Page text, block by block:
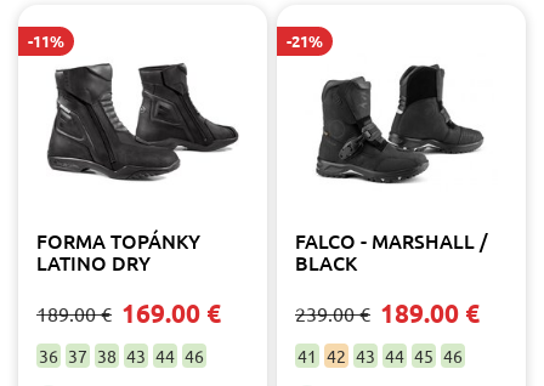
od
POUŽIŤ
Dostupnosť
Veľkosť
-11%
FORMA TOPÁNKY
LATINO DRY
189.00 € 169.00 €
36 37 38 43 44 46
-21%
FALCO - MARSHALL /
BLACK
239.00 € 189.00 €
41 42 43 44 45 46